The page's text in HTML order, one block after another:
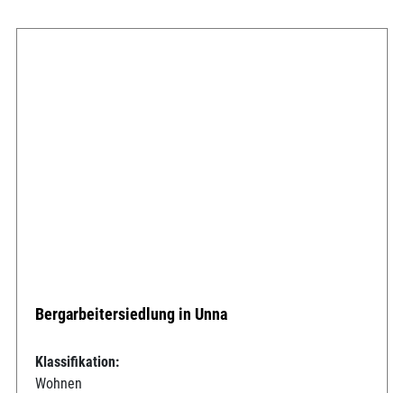
Bergarbeitersiedlung in Unna
Klassifikation:
Wohnen